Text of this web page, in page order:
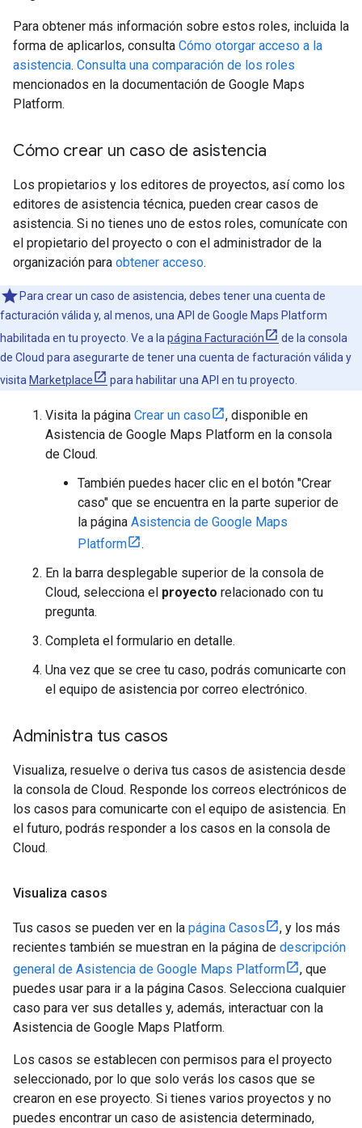
Para obtener más información sobre estos roles, incluida la
forma de aplicarlos, consulta Cómo otorgar acceso a la
asistencia. Consulta una comparación de los roles
mencionados en la documentación de Google Maps
Platform.
Cómo crear un caso de asistencia
Los propietarios y los editores de proyectos, así como los
editores de asistencia técnica, pueden crear casos de
asistencia. Si no tienes uno de estos roles, comunícate con
el propietario del proyecto o con el administrador de la
organización para obtener acceso.
Para crear un caso de asistencia, debes tener una cuenta de
facturación válida y, al menos, una API de Google Maps Platform
habilitada en tu proyecto. Ve a la página Facturación
de la consola
de Cloud para asegurarte de tener una cuenta de facturación válida y
visita Marketplace para habilitar una API en tu proyecto.
Visita la página Crear un caso
, disponible en
Asistencia de Google Maps Platform en la consola
de Cloud.
También puedes hacer clic en el botón "Crear
caso" que se encuentra en la parte superior de
la página Asistencia de Google Maps
Platform
.
En la barra desplegable superior de la consola de
Cloud, selecciona el proyecto relacionado con tu
pregunta.
Completa el formulario en detalle.
Una vez que se cree tu caso, podrás comunicarte con
el equipo de asistencia por correo electrónico.
Administra tus casos
Visualiza, resuelve o deriva tus casos de asistencia desde
la consola de Cloud. Responde los correos electrónicos de
los casos para comunicarte con el equipo de asistencia. En
el futuro, podrás responder a los casos en la consola de
Cloud.
Visualiza casos
Tus casos se pueden ver en la página Casos
, y los más
recientes también se muestran en la página de descripción
general de Asistencia de Google Maps Platform
, que
puedes usar para ir a la página Casos. Selecciona cualquier
caso para ver sus detalles y, además, interactuar con la
Asistencia de Google Maps Platform.
Los casos se establecen con permisos para el proyecto
seleccionado, por lo que solo verás los casos que se
crearon en ese proyecto. Si tienes varios proyectos y no
puedes encontrar un caso de asistencia determinado,